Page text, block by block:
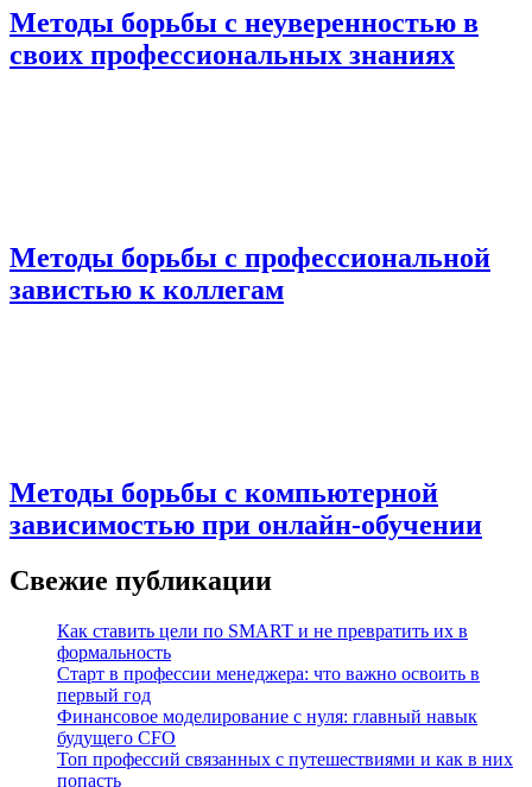
Методы борьбы с неуверенностью в
своих профессиональных знаниях
Методы борьбы с профессиональной
завистью к коллегам
Методы борьбы с компьютерной
зависимостью при онлайн-обучении
Свежие публикации
Как ставить цели по SMART и не превратить их в
формальность
Старт в профессии менеджера: что важно освоить в
первый год
Финансовое моделирование с нуля: главный навык
будущего CFO
Топ профессий связанных с путешествиями и как в них
попасть